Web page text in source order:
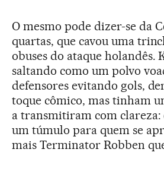
O mesmo pode dizer-se da
quartas, que cavou uma
obuses do ataque holandês.
saltando como um polvo
defensores evitando gols,
toque cômico, mas tinham
a transmitiram com clareza:
um túmulo para quem se
mais Terminator Robben